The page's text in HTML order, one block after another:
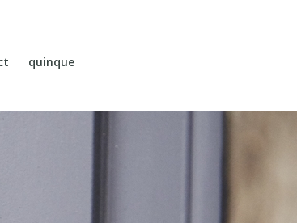
quinque